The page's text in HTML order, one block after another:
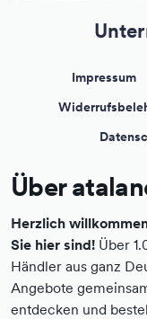
Impressum
Über
Herzlich
Sie hier sind! Über
Händler aus ganz
Angebote
entdecken und